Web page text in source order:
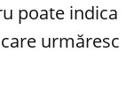
poate indica
urmăresc